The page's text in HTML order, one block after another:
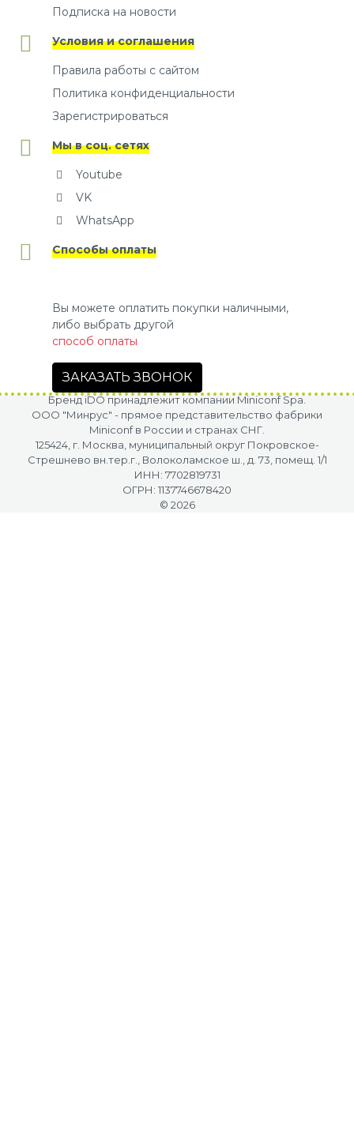
Подписка на новости
Условия и соглашения
Правила работы с сайтом
Политика конфиденциальности
Зарегистрироваться
Мы в соц. сетях
Youtube
VK
WhatsApp
Способы оплаты
Вы можете оплатить покупки наличными,
либо выбрать другой
способ оплаты
ЗАКАЗАТЬ ЗВОНОК
Бренд iDO принадлежит компании Miniconf Spa.
OOO "Минрус" - прямое представительство фабрики
Miniconf в России и странах СНГ.
125424, г. Москва, муниципальный округ Покровское-
Стрешнево вн.тер.г., Волоколамское ш., д. 73, помещ. 1/1
ИНН: 7702819731
ОГРН: 1137746678420
© 2026